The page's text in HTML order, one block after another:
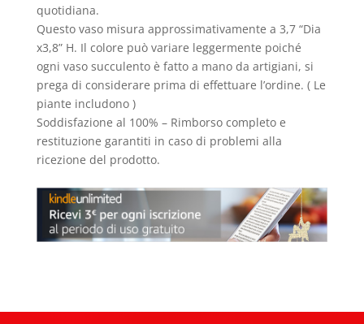
quotidiana.
Questo vaso misura approssimativamente a 3,7 “Dia
x3,8” H. Il colore può variare leggermente poiché
ogni vaso succulento è fatto a mano da artigiani, si
prega di considerare prima di effettuare l’ordine. ( Le
piante includono )
Soddisfazione al 100% – Rimborso completo e
restituzione garantiti in caso di problemi alla
ricezione del prodotto.